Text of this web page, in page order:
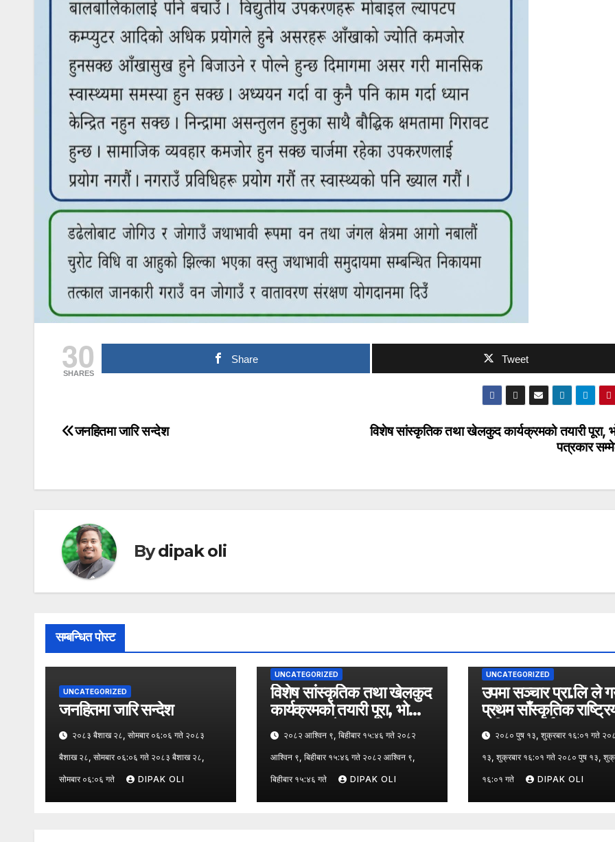
30
SHARES
Share Tweet
Post
विशेष सांस्कृतिक तथा खेलकुद कार्यक्रमको तयारी पूरा,
पत्रकार
जनहितमा जारि सन्देश
Bydipak oli
सम्बन्धित पोस्ट
UNCATEGORIZED
जनहितमा जारि सन्देश
२०८३ बैशाख २८, सोमबार ०६:०६ गते २०८३
बैशाख २८, सोमबार ०६:०६ गते २०८३ बैशाख २८,
सोमबार ०६:०६ गते DIPAK OLI
UNCATEGORIZED
विशेष सांस्कृतिक तथा खेलकुद
कार्यक्रमको तयारी पूरा, भोलि
पत्रकार सम्मेलन
२०८२ आश्विन ९, बिहीबार १५:४६ गते २०८२
आश्विन ९, बिहीबार १५:४६ गते २०८२ आश्विन ९,
बिहीबार १५:४६ गते DIPAK OLI
UNCATEGORIZED
उपमा सञ्चार प्रा.लि ले
प्रथम साँस्कृतिक
म्युजिक अवार्ड २०८०
२०८० पुष १३, शुक्रबार १६:०१ गते
१३, शुक्रबार १६:०१ गते २०८० पुष १३,
१६:०१ गते DIPAK OLI